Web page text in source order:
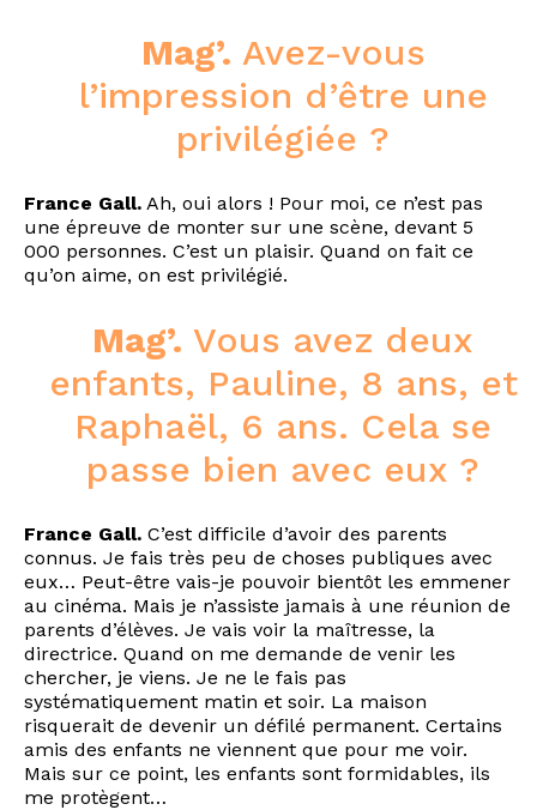
Mag’. Avez-vous
l’impression d’être une
privilégiée ?
France Gall. Ah, oui alors ! Pour moi, ce n’est pas
une épreuve de monter sur une scène, devant 5
000 personnes. C’est un plaisir. Quand on fait ce
qu’on aime, on est privilégié.
Mag’. Vous avez deux
enfants, Pauline, 8 ans, et
Raphaël, 6 ans. Cela se
passe bien avec eux ?
France Gall. C’est difficile d’avoir des parents
connus. Je fais très peu de choses publiques avec
eux… Peut-être vais-je pouvoir bientôt les emmener
au cinéma. Mais je n’assiste jamais à une réunion de
parents d’élèves. Je vais voir la maîtresse, la
directrice. Quand on me demande de venir les
chercher, je viens. Je ne le fais pas
systématiquement matin et soir. La maison
risquerait de devenir un défilé permanent. Certains
amis des enfants ne viennent que pour me voir.
Mais sur ce point, les enfants sont formidables, ils
me protègent…